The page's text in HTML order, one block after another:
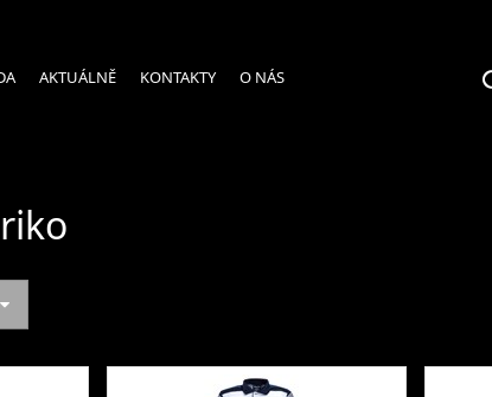
AKTUÁLNĚ KONTAKTY O NÁS